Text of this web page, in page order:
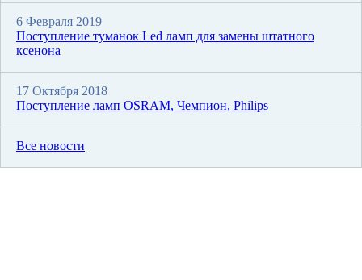
6 Февраля 2019
Поступление туманок Led ламп для замены штатного
ксенона
17 Октября 2018
Поступление ламп OSRAM, Чемпион, Philips
Все новости